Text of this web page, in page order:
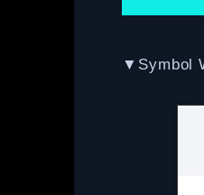
▼Symbol